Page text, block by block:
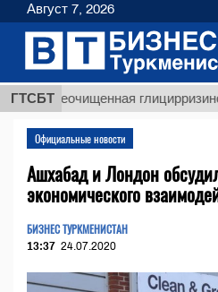
ГТСБТ
Неочищенная глицирризиновая
Официальные новости
Ашхабад и Лондон
экономического
БИЗНЕС ТУРКМЕНИСТАН
13:37 24.07.2020
Август 7, 2026